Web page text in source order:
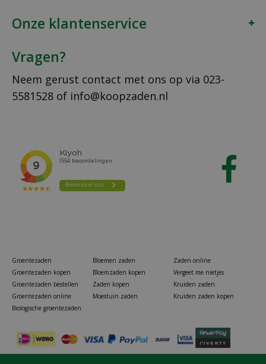
Onze klantenservice
Vragen?
Neem gerust contact met ons op via 023-
5581528 of info@koopzaden.nl
Groentezaden
Groentezaden kopen
Groentezaden bestellen
Groentezaden online
Biologische groentezaden
Bloemen zaden
Bloemzaden kopen
Zaden kopen
Moestuin zaden
Zaden online
Vergeet me nietjes
Kruiden zaden
Kruiden zaden kopen